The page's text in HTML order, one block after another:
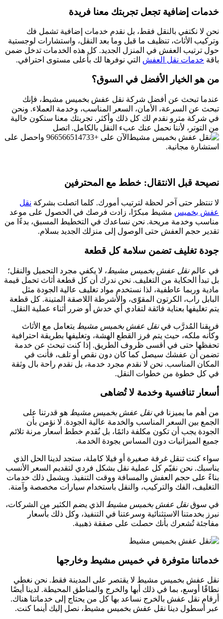
خدمات إضافية تجعل تجربتك معنا فريدة
نحن لا نكتفي بالنقل فقط، بل نقدم خدمات إضافية تشمل فك
وتركيب الأثاث، تنظيف ما قبل وما بعد النقل، واستشارات لوجستية
حول ترتيب العفش في المنزل الجديد. كل هذه الخدمات تدخل ضمن
باقة خدمات نقل العفش التي نوفرها لك بأعلى مستوى احترافي.
من هو الخيار الأفضل في السوق؟
عندما تبحث عن أفضل شركة نقل عفش بخميس مشيط، فإنك
تبحث عن السرعة، الأمان، السعر المناسب، وخدمة العملاء. ونحن
في شركة مترو نقدم لك كل ذلك وأكثر. تجربتك معنا ستكون خالية
من التوتر، لأننا نحمل عنك عبء النقل بالكامل. اتصل
الآن على +966566514733‎‏ واحصل على
استشارة مجانية.
نصيحة قبل الانتقال: خطط مع المحترفين
لا تنتظر حتى آخر لحظة لترتيب أمورك. كلما اتصلت بشركة نقل
عفش بخميس مشيط مبكرًا، زادت فرصك في الحصول على موعد
مناسب وخدمة مريحة. نحن نساعدك في التخطيط المسبق، بدءًا من
تقدير حجم العفش حتى الوصول إلى منزلك الجديد بسلام.
جودة تغليف تضمن سلامة كل قطعة
في عالمنقل عفش بخميس مشيط، لا يكفي مجرد التحميل والنقل؛
بل تبدأ الحكاية من التغليف. نحن ندرك أن كل قطعة أثاث تحمل قيمة
مادية وربما عاطفية، لذا نستخدم مواد تغليف عالية الجودة مثل
البابل راب، الكرتون المقوّى، والأشرطة اللاصقة المتينة. كل قطعة
يتم تغليفها بعناية فائقة لتفادي أي خدش أو ضرر أثناء عملية النقل.
فريقنا المُدرَّب فينقل عفش بخميس مشيط يتعامل مع الأثاث
وكأنه ملكه، حيث يتم فرز القطع الهشة، وتغليفها بطريقة احترافية
تحفظها حتى في أقسى ظروف الطريق. إذا كنت تبحث عن خدمة
تضمن أن عفشك سيصل كما كان دون نقص أو تلف، فأنت في
المكان المناسب. نحن لا نقدم مجرد خدمة، بل نقدم راحة بال وثقة
في كل خطوة من خطوات النقل.
أسعار تنافسية وخدمة لا تُضاهى
من أهم ما يميزنا فينقل عفش بخميس مشيط هو قدرتنا على
الجمع بين السعر المناسب والخدمة عالية الجودة. لا نؤمن بأن
الجودة يجب أن تكون مكلفة دائمًا، بل نُقدم خطط أسعار مرنة تلائم
جميع الميزانيات دون المساس بجودة الخدمة.
سواء كنت تنقل غرفة صغيرة أو فيلا كاملة، ستجد لدينا الحل الذي
يناسبك. نحن نقيّم كل عملية نقل بشكل فردي لتقديم السعر الأنسب
بناءً على حجم العفش والمسافة ووقت التنفيذ. ويشمل ذلك خدمات
التغليف، الفك والتركيب، والنقل باستخدام سيارات مخصصة وآمنة.
في سوقنقل عفش بخميس مشيط الذي يضم الكثير من الشركات،
نبرز بخدمتنا الاستثنائية وسرعتنا في التنفيذ، وكل ذلك بأسعار
مفاجئة تُشعرك بأنك حصلت على صفقة ذهبية.
خدماتنا متوفرة في خميس مشيط وخارجها
نقل عفش بخميس مشيط لا يقتصر على المدينة فقط. نحن نغطي
نطاقًا أوسع، بما في ذلك أبها والخرج والمناطق المحيطة. لدينا أيضًا
أرقام نقل عفش بالخرج نساعد بها كل من يحتاج إلى خدماتنا هناك.
عبر أسطول دينا نقل عفش بخميس مشيط، نصل إليك أينما كنت.